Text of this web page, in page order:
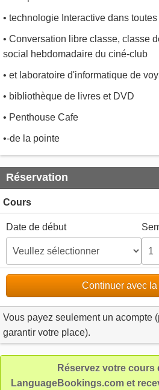
• technologie Interactive dans
• Conversation libre classe, classe
social hebdomadaire du ciné-club
• et laboratoire d'informatique de
• bibliothèque de livres et DVD
• Penthouse Cafe
•-de la pointe
Réservation
Cours
Date de début
Continuer avec
Vous payez seulement un acompte
garantir votre place).
Réservez votre cours
LanguageBookings.com et